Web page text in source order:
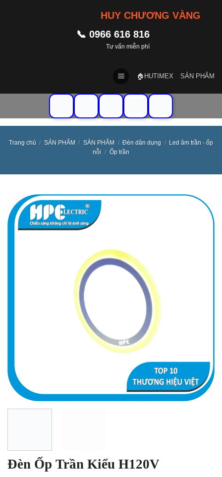
HUY CHƯƠNG VÀNG
📞 0966 616 816
Tư vấn miễn phí
🏠HUTIMEX SẢN PHẨM
Trang chủ / SẢN PHẨM / SẢN PHẨM / Đèn dân dụng / Led âm trần - ốp
nỗi / Ốp trần
Đèn Ốp Trần Kiểu H120V